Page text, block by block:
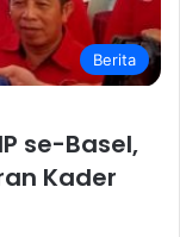
Berita
se-Basel,
Kader